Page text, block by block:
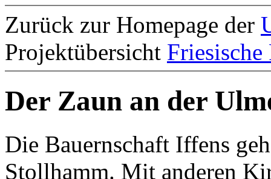
Zurück zur Homepage der
Projektübersicht Friesische
Der Zaun an der
Die Bauernschaft Iffens
Stollhamm. Mit anderen